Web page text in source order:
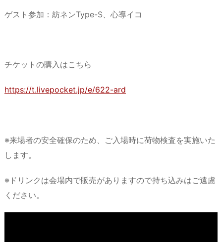
ゲスト参加：紡ネンType-S、心導イコ
チケットの購入はこちら
https://t.livepocket.jp/e/622-ard
※来場者の安全確保のため、ご入場時に荷物検査を実施いた
します。
※ドリンクは会場内で販売がありますので持ち込みはご遠慮
ください。